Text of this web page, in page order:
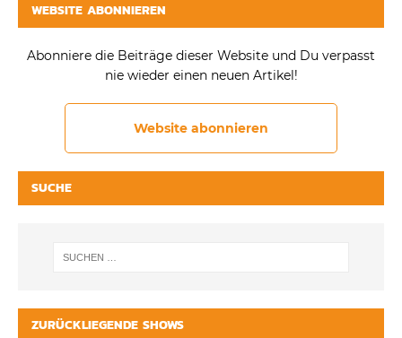
WEBSITE ABONNIEREN
Abonniere die Beiträge dieser Website und Du verpasst
nie wieder einen neuen Artikel!
Website abonnieren
SUCHE
ZURÜCKLIEGENDE SHOWS